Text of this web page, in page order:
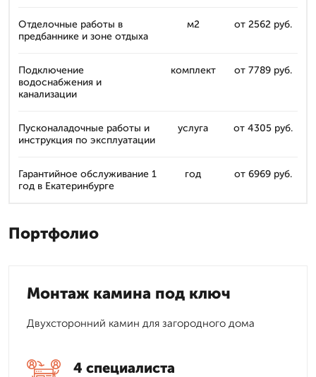
Отделочные работы в
предбаннике и зоне отдыха
м2 от 2562 руб.
Подключение
водоснабжения и
канализации
комплект от 7789 руб.
Пусконаладочные работы и
инструкция по эксплуатации
услуга от 4305 руб.
Гарантийное обслуживание 1
год в Екатеринбурге
год от 6969 руб.
Портфолио
Монтаж камина под ключ
Двухсторонний камин для загородного дома
4 специалиста